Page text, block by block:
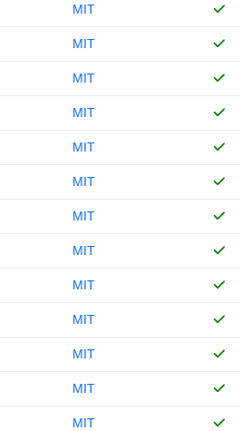
MIT
MIT
MIT
MIT
MIT
MIT
MIT
MIT
MIT
MIT
MIT
MIT
MIT